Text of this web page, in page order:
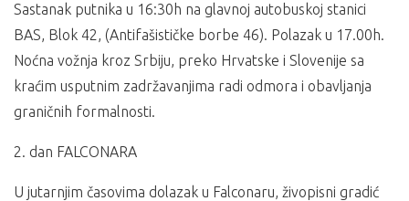
Sastanak putnika u 16:30h na glavnoj autobuskoj stanici
BAS, Blok 42, (Antifašističke borbe 46). Polazak u 17.00h.
Noćna vožnja kroz Srbiju, preko Hrvatske i Slovenije sa
kraćim usputnim zadržavanjima radi odmora i obavljanja
graničnih formalnosti.
2. dan FALCONARA
U jutarnjim časovima dolazak u Falconaru, živopisni gradić